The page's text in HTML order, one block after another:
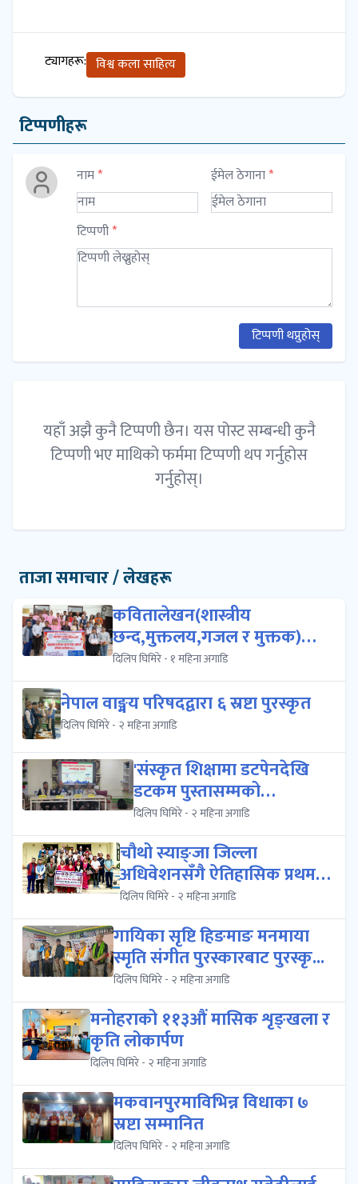
ट्यागहरू: विश्व कला साहित्य
टिप्पणीहरू
नाम* ईमेल ठेगाना*
टिप्पणी*
टिप्पणी थप्नुहोस्
यहाँ अझै कुनै टिप्पणी छैन। यस पोस्ट सम्बन्धी कुनै
टिप्पणी भए माथिको फर्ममा टिप्पणी थप गर्नुहोस
गर्नुहोस्।
ताजा समाचार / लेखहरू
कवितालेखन(शास्त्रीय
छन्द,मुक्तलय,गजल र मुक्तक)को
प्रशिक्षण क...
दिलिप घिमिरे - १ महिना अगाडि
नेपाल वाङ्मय परिषदद्वारा ६ स्रष्टा पुरस्कृत
दिलिप घिमिरे - २ महिना अगाडि
'संस्कृत शिक्षामा डटपेनदेखि
डटकम पुस्तासम्मको
आकर्षण','संस्क...
दिलिप घिमिरे - २ महिना अगाडि
चौथो स्याङ्जा जिल्ला
अधिवेशनसँगै ऐतिहासिक प्रथम
स्याङ्जा पर्...
दिलिप घिमिरे - २ महिना अगाडि
गायिका सृष्टि हिङमाङ मनमाया
स्मृति संगीत पुरस्कारबाट पुरस्कृ...
दिलिप घिमिरे - २ महिना अगाडि
मनोहराको ११३औं मासिक शृङ्खला र
कृति लोकार्पण
दिलिप घिमिरे - २ महिना अगाडि
मकवानपुरमाविभिन्न विधाका ७
स्रष्टा सम्मानित
दिलिप घिमिरे - २ महिना अगाडि